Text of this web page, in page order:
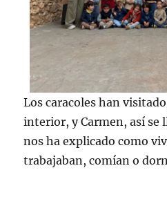
Los caracoles han
interior, y Carmen, así se
nos ha explicado como
trabajaban, comían o